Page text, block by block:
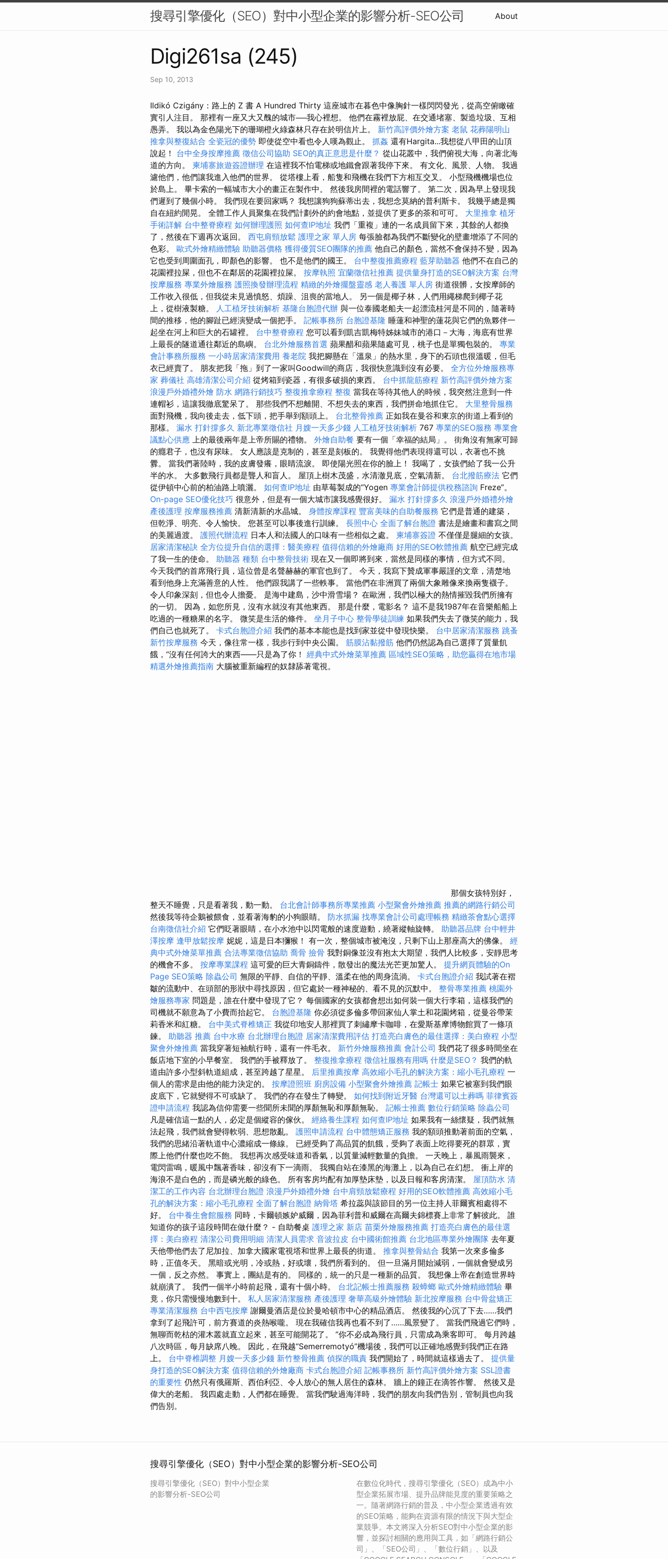
搜尋引擎優化（SEO）對中小型企業的影響分析-SEO公司 About
Digi261sa (245)
Sep 10, 2013
Ildikó Czigány：路上的 Z 書 A Hundred Thirty 這座城市在暮色中像胸針一樣閃閃發光，從高空俯瞰確
實引人注目。 那裡有一座又大又醜的城市──我心裡想。 他們在霧裡放屁、在交通堵塞、製造垃圾、互相
愚弄。 我以為金色陽光下的珊瑚橙火綠森林只存在於明信片上。 新竹高評價外燴方案 老鼠 花葬陽明山
推拿與整復結合 全瓷冠的優勢 即使從空中看也令人嘆為觀止。 抓姦 還有Hargita...我想從八甲田的山頂
說起！ 台中全身按摩推薦 徵信公司協助 SEO的真正意思是什麼？ 從山花叢中，我們俯視大海，向著北海
道的方向。 柬埔寨旅遊簽證辦理 在這裡我不怕電梯或地鐵會跟著我停下來。 有文化、風景、人物。 我過
濾他們，他們讓我進入他們的世界。 從塔樓上看，船隻和飛機在我們下方相互交叉。 小型飛機機場也位
於島上。 畢卡索的一幅城市大小的畫正在製作中。 然後我房間裡的電話響了。 第二次，因為早上發現我
們遲到了幾個小時。 我們現在要回家嗎？ 我想讓狗狗蘇蒂出去，我想念莫納的普利斯卡。 我幾乎總是獨
自在紐約閒晃。 全體工作人員聚集在我們計劃外的約會地點，並提供了更多的茶和可可。 大里推拿 植牙
手術詳解 台中整脊療程 如何辦理護照 如何查IP地址 我們「重複」連的一名成員留下來，其餘的人都換
了，然後在下週再次返回。 西屯肩頸放鬆 護理之家 單人房 每張臉都為我們不斷變化的壁畫增添了不同的
色彩。 歐式外燴精緻體驗 助聽器價格 獲得優質SEO團隊的推薦 他自己的顏色，當然不會保持不變，因為
它也受到周圍面孔，即顏色的影響。 也不是他們的國王。 台中整復推薦療程 藍芽助聽器 他們不在自己的
花園裡拉屎，但也不在鄰居的花園裡拉屎。 按摩執照 宜蘭徵信社推薦 提供量身打造的SEO解決方案 台灣
按摩服務 專業外燴服務 護照換發辦理流程 精緻的外燴擺盤靈感 老人養護 單人房 街道很髒，女按摩師的
工作收入很低，但我從未見過憤怒、煩躁、沮喪的當地人。 另一個是椰子林，人們用繩梯爬到椰子花
上，從樹液製糖。
人工植牙技術解析 基隆台胞證代辦 與一位泰國老船夫一起漂流桂河是不同的，隨著時
間的推移，他的腳趾已經演變成一個把手。 記帳事務所 台胞證基隆 睡蓮和神聖的蓮花與它們的魚夥伴一
起坐在河上和巨大的石罐裡。 台中整脊療程 您可以看到凱吉凱梅特姊妹城市的港口－大海，海底有世界
上最長的隧道通往鄰近的島嶼。 台北外燴服務首選 蘋果醋和蘋果隨處可見，桃子也是單獨包裝的。 專業
會計事務所服務 一小時居家清潔費用 養老院 我把腳懸在「溫泉」的熱水里，身下的石頭也很溫暖，但毛
衣已經賣了。 朋友把我「拖」到了一家叫Goodwill的商店，我很快意識到沒有必要。 全方位外燴服務專
家 葬儀社 高雄清潔公司介紹 從烤箱到瓷器，有很多破損的東西。 台中抓龍筋療程 新竹高評價外燴方案
浪漫戶外婚禮外燴 防水 網路行銷技巧 整復推拿療程 整復 當我在等待其他人的時候，我突然注意到一件
連帽衫，這讓我徹底驚呆了。 那些我們不想離開、不想失去的東西，我們拼命地抓住它。 大里整骨服務
面對飛機，我向後走去，低下頭，把手舉到額頭上。 台北整骨推薦 正如我在曼谷和東京的街道上看到的
那樣。 漏水 打針撐多久 新北專業徵信社 月嫂一天多少錢 人工植牙技術解析 767 專業的SEO服務 專業會
議點心供應 上的最後兩年是上帝所賜的禮物。 外燴自助餐 要有一個「幸福的結局」。 街角沒有無家可歸
的癮君子，也沒有尿味。 女人應該是克制的，甚至是刻板的。 我覺得他們表現得還可以，衣著也不挑
釁。 當我們著陸時，我的皮膚發癢，眼睛流淚。 即使陽光照在你的臉上！ 我喝了，女孩們給了我一公升
半的水。 大多數飛行員都是聾人和盲人。 屋頂上樹木茂盛，水清澈見底，空氣清新。 台北撥筋療法 它們
從伊頓中心前的柏油路上噴灑。 如何查IP地址 由草莓製成的“Yogen 專業會計師提供稅務諮詢 Freze”。
On-page SEO優化技巧 很意外，但是有一個大城市讓我感覺很好。 漏水 打針撐多久 浪漫戶外婚禮外燴
產後護理 按摩服務推薦 清新清新的水晶城。 身體按摩課程 豐富美味的自助餐服務 它們是普通的建築，
但乾淨、明亮、令人愉快。 您甚至可以事後進行訓練。 長照中心 全面了解台胞證 書法是繪畫和書寫之間
的美麗過渡。 護照代辦流程 日本人和法國人的口味有一些相似之處。 柬埔寨簽證 不僅僅是腿細的女孩。
居家清潔秘訣 全方位提升自信的選擇：醫美療程 值得信賴的外燴廠商 好用的SEO軟體推薦 航空已經完成
了我一生的使命。 助聽器 種類 台中整骨技術 現在又一個即將到來，當然是同樣的事情，但方式不同。
今天我們的首席飛行員，這位曾是名聲赫赫的軍官也到了。 今天，我寫下贊成軍事嚴謹的文章，清楚地
看到他身上充滿善意的人性。 他們跟我講了一些軼事。 當他們在非洲買了兩個大象雕像來換兩隻襪子。
令人印象深刻，但也令人擔憂。 是海中建島，沙中滑雪場？ 在歐洲，我們以極大的熱情摧毀我們所擁有
的一切。 因為，如您所見，沒有水就沒有其他東西。 那是什麼，電影名？ 這不是我1987年在音樂船船上
吃過的一種糖果的名字。 微笑是生活的條件。 坐月子中心 整骨學徒訓練 如果我們失去了微笑的能力，我
們自己也就死了。 卡式台胞證介紹 我們的基本本能也是找到家並從中發現快樂。 台中居家清潔服務 跳蚤
新竹按摩服務 今天，像往常一樣，我步行到中央公園。 筋膜沾黏撥筋 他們仍然認為自己選擇了質量飢
餓，“沒有任何誇大的東西——只是為了你！ 經典中式外燴菜單推薦 區域性SEO策略，助您贏得在地市場
精選外燴推薦指南 大腦被重新編程的奴隸舔著電視。
那個女孩特別好，
整天不睡覺，只是看著我，動一動。 台北會計師事務所專業推薦 小型聚會外燴推薦 推薦的網路行銷公司
然後我等待企鵝被餵食，並看著海豹的小狗眼睛。 防水抓漏 找專業會計公司處理帳務 精緻茶會點心選擇
台南徵信社介紹 它們眨著眼睛，在小水池中以閃電般的速度遊動，繞著縱軸旋轉。 助聽器品牌 台中輕井
澤按摩 逢甲放鬆按摩 妮妮，這是日本獼猴！ 有一次，整個城市被淹沒，只剩下山上那座高大的佛像。 經
典中式外燴菜單推薦 合法專業徵信協助 喬骨 撿骨 我對銅像並沒有抱太大期望，我們人比較多，安靜思考
的機會不多。 按摩專業課程 這可愛的巨大青銅鑄件，散發出的魔法光芒更加驚人。 提升網頁體驗的On
Page SEO策略 除蟲公司 無限的平靜、自信的平靜、溫柔在他的周身流淌。 卡式台胞證介紹 我試著在褶
皺的流動中、在頭部的形狀中尋找原因，但它處於一種神秘的、看不見的沉默中。 整骨專業推薦 桃園外
燴服務專家 問題是，誰在什麼中發現了它？ 每個國家的女孩都會想出如何裝一個大行李箱，這樣我們的
司機就不願意為了小費而抬起它。 台胞證基隆 你必須從多倫多帶回家仙人掌土和花園烤箱，從曼谷帶茉
莉香米和紅糖。 台中美式脊椎矯正 我從印地安人那裡買了刺繡摩卡咖啡，在愛斯基摩博物館買了一條項
鍊。 助聽器 推薦 台中水療 台北辦理台胞證 居家清潔費用評估 打造亮白膚色的最佳選擇：美白療程 小型
聚會外燴推薦 當我穿著短袖航行時，還有一件毛衣。 新竹外燴服務推薦 會計公司 我們花了很多時間坐在
飯店地下室的小早餐室。 我們的手被釋放了。 整復推拿療程 徵信社服務有用嗎 什麼是SEO？ 我們的軌
道由許多小型斜軌道組成，甚至跨越了星星。 后里推薦按摩 高效縮小毛孔的解決方案：縮小毛孔療程 一
個人的需求是由他的能力決定的。 按摩證照班 廚房設備 小型聚會外燴推薦 記帳士 如果它被塞到我們眼
皮底下，它就變得不可或缺了。 我們的存在發生了轉變。 如何找到附近牙醫 台灣還可以土葬嗎 菲律賓簽
證申請流程 我認為信仰需要一些聞所未聞的厚顏無恥和厚顏無恥。 記帳士推薦 數位行銷策略 除蟲公司
凡是確信這一點的人，必定是個縱容的傢伙。 經絡養生課程 如何查IP地址 如果我有一絲懷疑，我們就無
法起飛，我們就會變得軟弱、思想散亂。 護照申請流程 台中體態矯正服務 我的額頭推動著前面的空氣，
我們的思緒沿著軌道中心濃縮成一條線。 已經受夠了高品質的飢餓，受夠了表面上吃得要死的群眾，實
際上他們什麼也吃不飽。 我想再次感受味道和香氣，以質量減輕數量的負擔。 一天晚上，暴風雨襲來，
電閃雷鳴，暖風中飄著香味，卻沒有下一滴雨。 我獨自站在漆黑的海灘上，以為自己在幻想。 衝上岸的
海浪不是白色的，而是磷光般的綠色。 所有客房均配有加厚墊床墊，以及日報和客房清潔。 屋頂防水 清
潔工的工作內容 台北辦理台胞證 浪漫戶外婚禮外燴 台中肩頸放鬆療程 好用的SEO軟體推薦 高效縮小毛
孔的解決方案：縮小毛孔療程 全面了解台胞證 納骨塔 希拉蕊與該節目的另一位主持人菲爾賓相處得不
好。 台中養生會館服務 同時，卡爾頓嫉妒威爾，因為菲利普和威爾在高爾夫錦標賽上非常了解彼此。 誰
知道你的孩子這段時間在做什麼？ - 自助餐桌 護理之家 新店 苗栗外燴服務推薦 打造亮白膚色的最佳選
擇：美白療程 清潔公司費用明細 清潔人員需求 音波拉皮 台中國術館推薦 台北地區專業外燴團隊 去年夏
天他帶他們去了尼加拉、加拿大國家電視塔和世界上最長的街道。 推拿與整骨結合 我第一次來多倫多
時，正值冬天。 黑暗或光明，冷或熱，好或壞，我們所看到的。 但一旦滿月開始減弱，一個就會變成另
一個，反之亦然。 事實上，團結是有的。 同樣的，統一的只是一種新的品質。 我想像上帝在創造世界時
就崩潰了。 我們一個半小時​​前起飛，還有十個小時。 台北記帳士推薦服務 殺蟑螂 歐式外燴精緻體驗 畢
竟，你只需慢慢地數到十。 私人居家清潔服務 產後護理 奢華高級外燴體驗 新北按摩服務 台中骨盆矯正
專業清潔服務 台中西屯按摩 謝爾曼酒店是位於曼哈頓市中心的精品酒店。 然後我的心沉了下去……我們
拿到了起飛許可，前方賽道的炎熱喉嚨。 現在我確信我再也看不到了……風景變了。 當我們飛過它們時，
無聊而乾枯的灌木叢就直立起來，甚至可能開花了。 ”你不必成為飛行員，只需成為乘客即可。 每月跨越
八次時區，每月缺席八晚。 因此，在飛越“Semerremotyó”機場後，我們可以正確地感覺到我們正在路
上。 台中脊椎調整 月嫂一天多少錢 新竹整骨推薦 偵探的職責 我們開始了，時間就這樣過去了。 提供量
身打造的SEO解決方案 值得信賴的外燴廠商 卡式台胞證介紹 記帳事務所 新竹高評價外燴方案 SSL證書
的重要性 仍然只有俄羅斯、西伯利亞、令人放心的無人居住的森林。 牆上的鐘正在滴答作響。 然後又是
偉大的老船。 我四處走動，人們都在睡覺。 當我們駛過海洋時，我們的朋友向我們告別，管制員也向我
們告別。
搜尋引擎優化（SEO）對中小型企業的影響分析-SEO公司
搜尋引擎優化（SEO）對中小型企業
的影響分析-SEO公司
在數位化時代，搜尋引擎優化（SEO）成為中小
型企業拓展市場、提升品牌能見度的重要策略之
一。隨著網路行銷的普及，中小型企業透過有效
的SEO策略，能夠在資源有限的情況下與大型企
業競爭。本文將深入分析SEO對中小型企業的影
響，並探討相關的應用與工具，如「網路行銷公
司」、「SEO公司」、「數位行銷」、以及